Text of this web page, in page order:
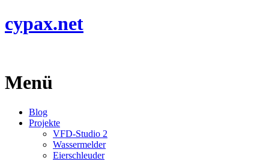
cypax.net
Menü
Blog
Projekte
VFD-Studio 2
Wassermelder
Eierschleuder